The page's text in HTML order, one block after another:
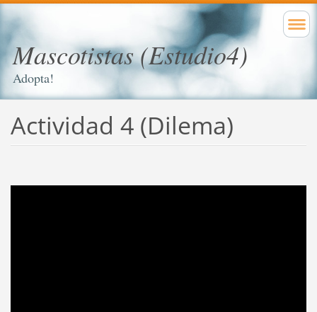
Mascotistas (Estudio4)
Adopta!
Actividad 4 (Dilema)